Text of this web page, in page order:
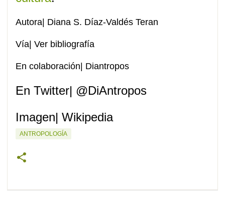
Autora| Diana S. Díaz-Valdés Teran
Vía| Ver bibliografía
En colaboración| Diantropos
En Twitter| @DiAntropos
Imagen| Wikipedia
ANTROPOLOGÍA